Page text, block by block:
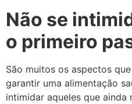
Não se
o primeiro
São muitos os aspectos
garantir uma alimentação
intimidar aqueles que ainda